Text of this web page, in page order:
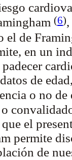
(6)
el de
en un
de
o no
o
el
permite
de